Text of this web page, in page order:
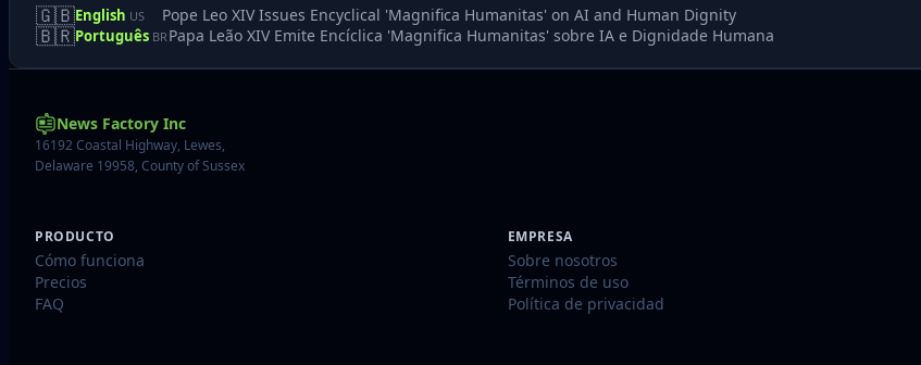
🇬🇧English US Pope Leo XIV Issues Encyclical 'Magnifica Humanitas' on AI and Human Dignity
🇧🇷Português BR Papa Leão XIV Emite Encíclica 'Magnifica Humanitas' sobre IA e Dignidade Humana
News Factory Inc
16192 Coastal Highway, Lewes,
Delaware 19958, County of Sussex
PRODUCTO
Cómo funciona
Precios
FAQ
EMPRESA
Sobre nosotros
Términos de uso
Política de privacidad